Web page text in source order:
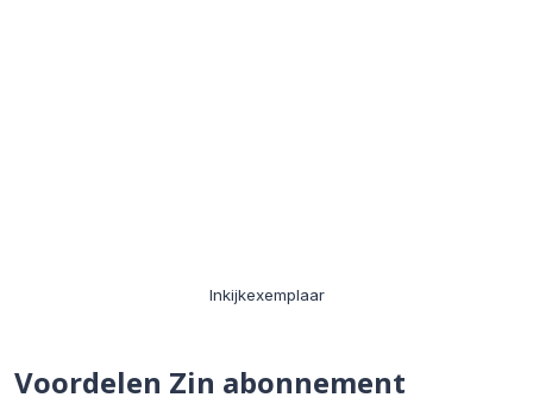
Inkijkexemplaar
Voordelen Zin abonnement